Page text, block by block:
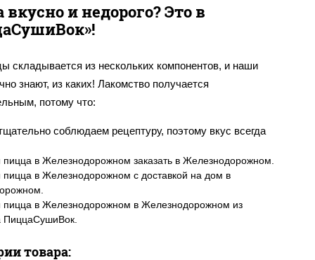
и недорого? Это в
складывается из нескольких компонентов, и наши
знают, из каких! Лакомство получается
потому что:
соблюдаем рецептуру, поэтому вкус всегда
по-настоящему качественные продукты.
наша гордость – настоящая моцарелла, которая
нежнейшее сливочное послевкусие. Мы никогда не
сырными продуктами и не заменяем моцареллу
сорта сыра;
такой же, как и тесто. Мы тщательно
пицца в Железнодорожном заказать в Железнодорожном.
пицца в Железнодорожном с доставкой на дом в
пицца в Железнодорожном в Железнодорожном из
ПиццаСушиВок.
товара: